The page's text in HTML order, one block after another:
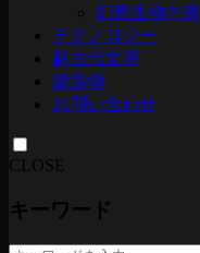
幻想生物中東
テクノロジー
超古代文明
建造物
お問い合わせ
CLOSE
キーワード